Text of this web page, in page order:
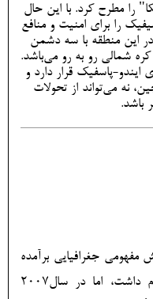
را مطرح کرد. با این حال
را برای امنیت و منافع
این منطقه با سه دشمن
شمالی رو به رو می‌باشد.
پاسفیک قرار دارد و
نه می‌تواند از تحولات
باشد.
جغرافیایی برآمده
از تلفیق اقیانوس هند و اقیانوس آرام داشت، اما در سال2007